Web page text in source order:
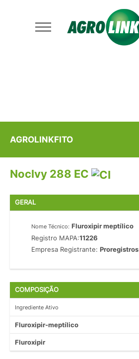
AGROLINKFITO
Noclvy 288 EC
GERAL
Nome Técnico: Fluroxipir meptílico
Registro MAPA:11226
Empresa Registrante:Proregistros
COMPOSIÇÃO
Ingrediente Ativo
Fluroxipir-meptílico
Fluroxipir